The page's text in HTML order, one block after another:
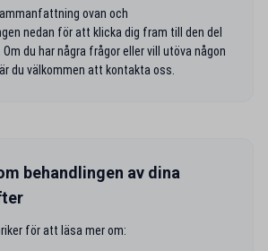
ovan och
nedan för att klicka dig fram till den del
du har några frågor eller vill utöva någon
du välkommen att kontakta oss.
behandlingen av dina
för att läsa mer om: